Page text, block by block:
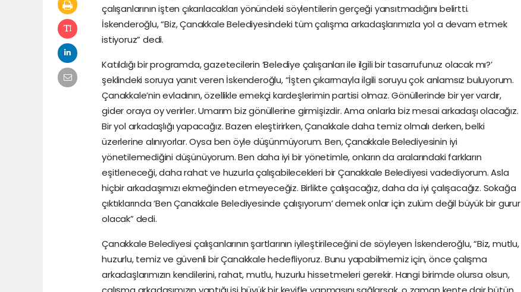
çalışanlarının işten çıkarılacakları yönündeki söylentilerin gerçeği yansıtmadığını belirtti.
İskenderoğlu, “Biz, Çanakkale Belediyesindeki tüm çalışma arkadaşlarımızla yol a devam etmek
istiyoruz” dedi.
Katıldığı bir programda, gazetecilerin ‘Belediye çalışanları ile ilgili bir tasarrufunuz olacak mı?’
şeklindeki soruya yanıt veren İskenderoğlu, “İşten çıkarmayla ilgili soruyu çok anlamsız buluyorum.
Çanakkale’nin evladının, özellikle emekçi kardeşlerimin partisi olmaz. Gönüllerinde bir yer vardır,
gider oraya oy verirler. Umarım biz gönüllerine girmişizdir. Ama onlarla biz mesai arkadaşı olacağız.
Bir yol arkadaşlığı yapacağız. Bazen eleştirirken, Çanakkale daha temiz olmalı derken, belki
üzerlerine alınıyorlar. Oysa ben öyle düşünmüyorum. Ben, Çanakkale Belediyesinin iyi
yönetilemediğini düşünüyorum. Ben daha iyi bir yönetimle, onların da aralarındaki farkların
eşitleneceği, daha rahat ve huzurla çalışabilecekleri bir Çanakkale Belediyesi vadediyorum. Asla
hiçbir arkadaşımızı ekmeğinden etmeyeceğiz. Birlikte çalışacağız, daha da iyi çalışacağız. Sokağa
çıktıklarında ‘Ben Çanakkale Belediyesinde çalışıyorum’ demek onlar için zulüm değil büyük bir gurur
olacak” dedi.
Çanakkale Belediyesi çalışanlarının şartlarının iyileştirileceğini de söyleyen İskenderoğlu, “Biz, mutlu,
huzurlu, temiz ve güvenli bir Çanakkale hedefliyoruz. Bunu yapabilmemiz için, önce çalışma
arkadaşlarımızın kendilerini, rahat, mutlu, huzurlu hissetmeleri gerekir. Hangi birimde olursa olsun,